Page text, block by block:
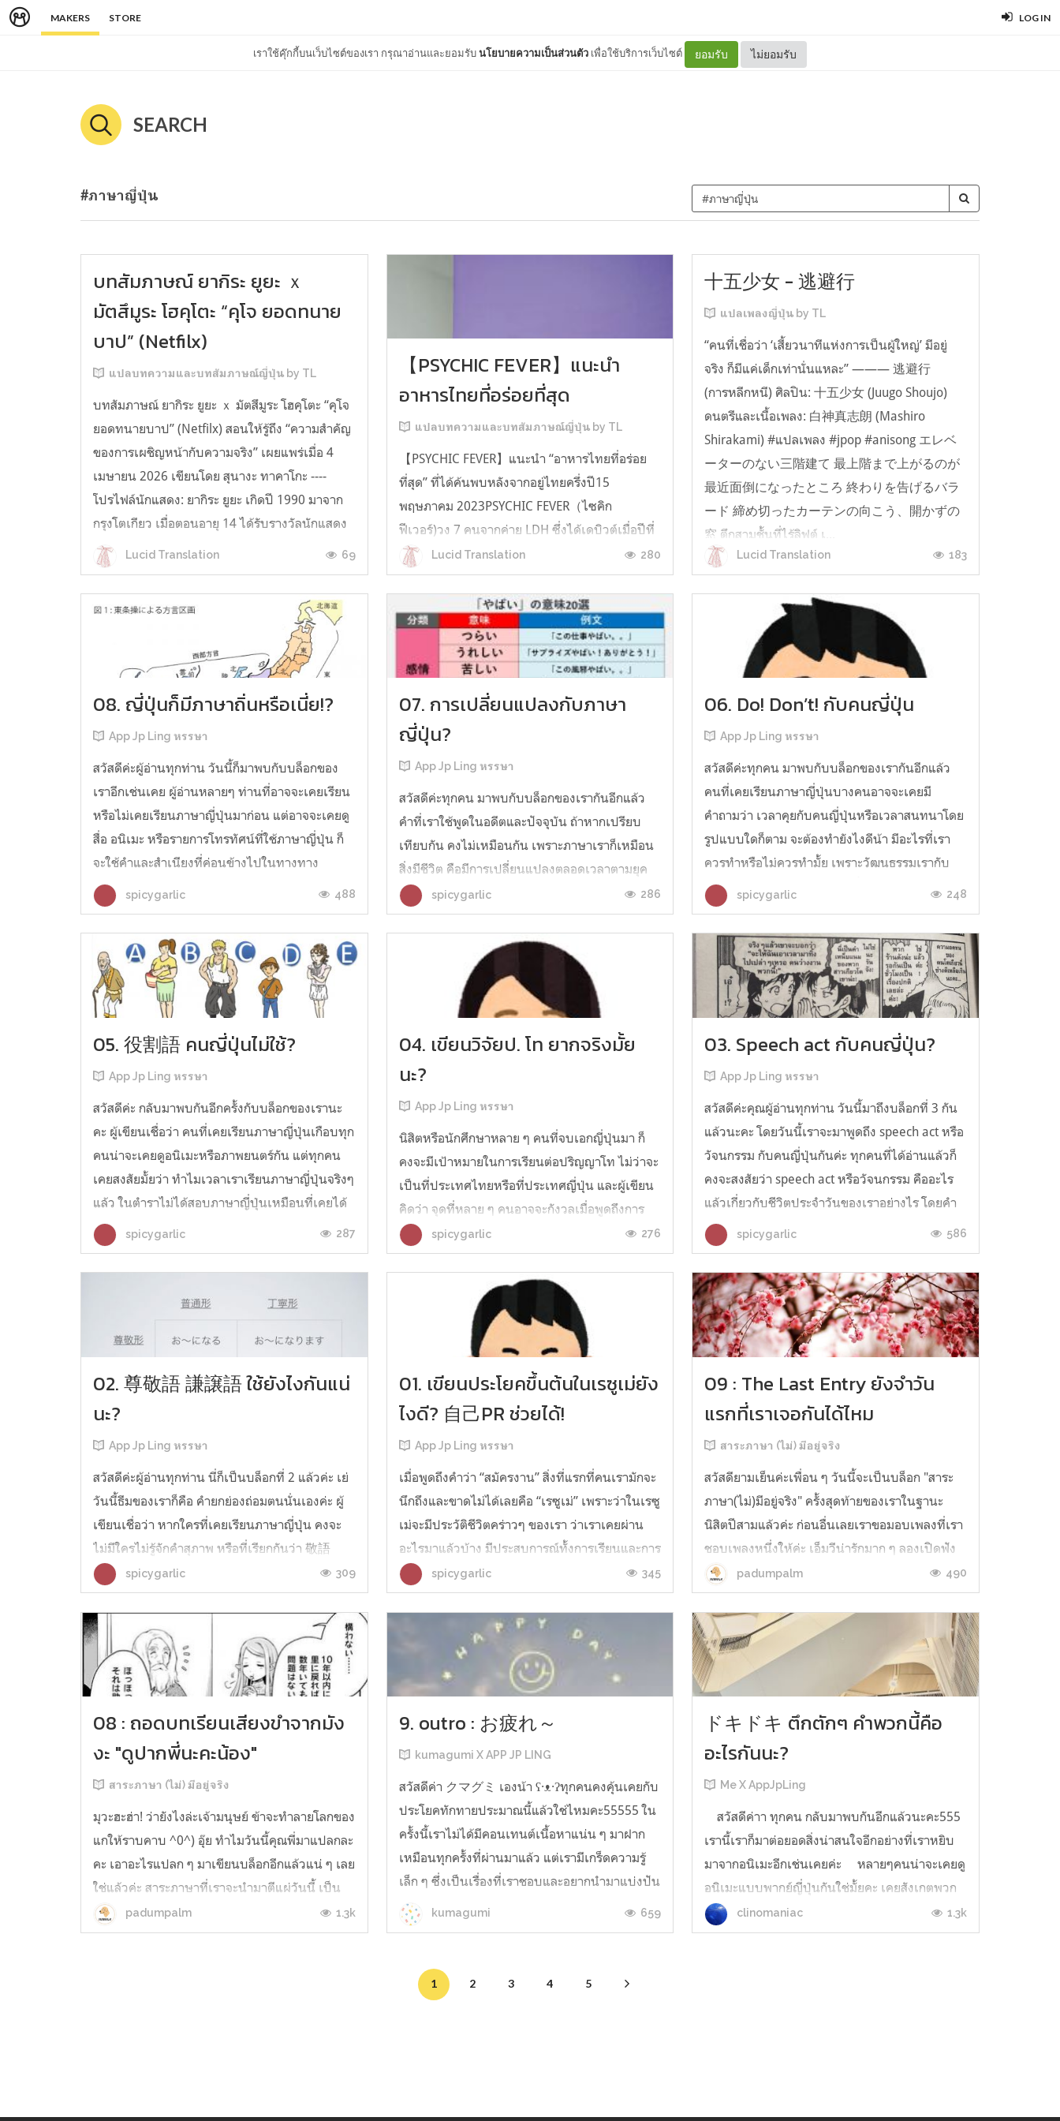
MAKERS STORE LOG IN
เราใช้คุ๊กกี้บนเว็บไซต์ของเรา กรุณาอ่านและยอมรับนโยบายความเป็นส่วนตัว เพื่อใช้บริการเว็บไซต์ ยอมรับ ไม่ยอมรับ
SEARCH
#ภาษาญี่ปุ่น
บทสัมภาษณ์ ยากิระ ยูยะ ｘ
มัตสึมูระ โฮคุโตะ “คุโจ ยอดทนาย
บาป” (Netfilx)
แปลบทความและบทสัมภาษณ์ญี่ปุ่น by TL
บทสัมภาษณ์ ยากิระ ยูยะ ｘ มัตสึมูระ โฮคุโตะ “คุโจ
ยอดทนายบาป” (Netfilx) สอนให้รู้ถึง “ความสำคัญ
ของการเผชิญหน้ากับความจริง” เผยแพร่เมื่อ 4
เมษายน 2026 เขียนโดย สุนางะ ทาคาโกะ ----
โปรไฟล์นักแสดง: ยากิระ ยูยะ เกิดปี 1990 มาจาก
กรุงโตเกียว เมื่อตอนอายุ 14 ได้รับรางวัลนักแสดง
ชายยอดเยี่ยม เทศกาลภา...
Lucid Translation 69
【PSYCHIC FEVER】แนะนำ
อาหารไทยที่อร่อยที่สุด
แปลบทความและบทสัมภาษณ์ญี่ปุ่น by TL
【PSYCHIC FEVER】แนะนำ “อาหารไทยที่อร่อย
ที่สุด” ที่ได้ค้นพบหลังจากอยู่ไทยครึ่งปี15
พฤษภาคม 2023PSYCHIC FEVER（ไซคิก
ฟีเวอร์)วง 7 คนจากค่าย LDH ซึ่งได้เดบิวต์เมื่อปีที่
แล้ว ผ่านการมูฉะชูเกียวที่ประเทศไทยเป็นเวลา
ครึ่งปี ปล่อย EP แรก “PSYCHIC FILE 1” เมื่อวันที่
17 พฤษภาคม และมีกำหนดไลฟ์ทัวร์เดี่ยวครั้ง
แรก...
Lucid Translation 280
十五少女 - 逃避行
แปลเพลงญี่ปุ่น by TL
“คนที่เชื่อว่า ‘เสี้ยวนาทีแห่งการเป็นผู้ใหญ่’ มีอยู่
จริง ก็มีแค่เด็กเท่านั่นแหละ” ——— 逃避行
(การหลีกหนี) ศิลปิน: 十五少女 (Juugo Shoujo)
ดนตรีและเนื้อเพลง: 白神真志朗 (Mashiro
Shirakami) #แปลเพลง #jpop #anisong エレベ
ーターのない三階建て 最上階まで上がるのが
最近面倒になったところ 終わりを告げるバラ
ード 締め切ったカーテンの向こう、開かずの
窓 ตึกสามชั้นที่ไร้ลิฟต์ เ...
Lucid Translation 183
08. ญี่ปุ่นก็มีภาษาถิ่นหรือเนี่ย!?
App Jp Ling หรรษา
สวัสดีค่ะผู้อ่านทุกท่าน วันนี้ก็มาพบกับบล็อกของ
เราอีกเช่นเคย ผู้อ่านหลายๆ ท่านที่อาจจะเคยเรียน
หรือไม่เคยเรียนภาษาญี่ปุ่นมาก่อน แต่อาจจะเคยดู
สื่อ อนิเมะ หรือรายการโทรทัศน์ที่ใช้ภาษาญี่ปุ่น ก็
จะใช้คำและสำเนียงที่ค่อนข้างไปในทางทาง
เดียวกัน เพราะว่าที่เราได้ยินกันตามสื่อหรือรายการ
โทรทัศน์ใหญ่ๆ จะเป็นภ...
spicygarlic 488
07. การเปลี่ยนแปลงกับภาษา
ญี่ปุ่น?
App Jp Ling หรรษา
สวัสดีค่ะทุกคน มาพบกับบล็อกของเรากันอีกแล้ว
คำที่เราใช้พูดในอดีตและปัจจุบัน ถ้าหากเปรียบ
เทียบกัน คงไม่เหมือนกัน เพราะภาษาเราก็เหมือน
สิ่งมีชีวิต คือมีการเปลี่ยนแปลงตลอดเวลาตามยุค
สมัย สังคม หรือสภาพแวดล้อม หรืออาจจะเรียกได้
ว่าภาษามีการพลวัตนั่นเอง คำว่า พลวัต ตามใน
ราชบัณฑิตยสถานได้ให้ความหมายเอาไ...
spicygarlic 286
06. Do! Don’t! กับคนญี่ปุ่น
App Jp Ling หรรษา
สวัสดีค่ะทุกคน มาพบกับบล็อกของเรากันอีกแล้ว
คนที่เคยเรียนภาษาญี่ปุ่นบางคนอาจจะเคยมี
คำถามว่า เวลาคุยกับคนญี่ปุ่นหรือเวลาสนทนาโดย
รูปแบบใดก็ตาม จะต้องทำยังไงดีน้า มีอะไรที่เรา
ควรทำหรือไม่ควรทำมั้ย เพราะวัฒนธรรมเรากับ
เขาก็ค่อนข้างแตกต่างกัน วันนี้บล็อกของเรามีตัว
อย่างเล็กๆ น้อยๆ เกี่ยวกับสิ่งที่ควรแล...
spicygarlic 248
05. 役割語 คนญี่ปุ่นไม่ใช้?
App Jp Ling หรรษา
สวัสดีค่ะ กลับมาพบกันอีกครั้งกับบล็อกของเรานะ
คะ ผู้เขียนเชื่อว่า คนที่เคยเรียนภาษาญี่ปุ่นเกือบทุก
คนน่าจะเคยดูอนิเมะหรือภาพยนตร์กัน แต่ทุกคน
เคยสงสัยมั้ยว่า ทำไมเวลาเราเรียนภาษาญี่ปุ่นจริงๆ
แล้ว ในตำราไม่ได้สอบภาษาญี่ปุ่นเหมือนที่เคยได้
ยินในอนิเมะ แถมอาจจะเคยได้ยินอีกด้วยว่า พูดตา
มอนิเมะแล้วจะแปลก หร...
spicygarlic 287
04. เขียนวิจัยป. โท ยากจริงมั้ย
นะ?
App Jp Ling หรรษา
นิสิตหรือนักศึกษาหลาย ๆ คนที่จบเอกญี่ปุ่นมา ก็
คงจะมีเป้าหมายในการเรียนต่อปริญญาโท ไม่ว่าจะ
เป็นที่ประเทศไทยหรือที่ประเทศญี่ปุ่น และผู้เขียน
คิดว่า จุดที่หลาย ๆ คนอาจจะกังวลเมื่อพูดถึงการ
เรียนต่อปริญญาโทก็คือ ‘การทำวิจัย’ นั่นเอง ดังนั้น
ในวันนี้ ผู้เขียนเลยจะมานำเสนอวิธีการmeวิจัย
ปริญญาโท ว่าไม่ใช่เรื...
spicygarlic 276
03. Speech act กับคนญี่ปุ่น?
App Jp Ling หรรษา
สวัสดีค่ะคุณผู้อ่านทุกท่าน วันนี้มาถึงบล็อกที่ 3 กัน
แล้วนะคะ โดยวันนี้เราจะมาพูดถึง speech act หรือ
วัจนกรรม กับคนญี่ปุ่นกันค่ะ ทุกคนที่ได้อ่านแล้วก็
คงจะสงสัยว่า speech act หรือวัจนกรรม คืออะไร
แล้วเกี่ยวกับชีวิตประจำวันของเราอย่างไร โดยคำ
ว่า “วัจนกรรม” ก็คือ การกระทำที่สะท้อนผ่านทาง
คำพูด นั่นเอง...
spicygarlic 586
02. 尊敬語 謙譲語 ใช้ยังไงกันแน่
นะ?
App Jp Ling หรรษา
สวัสดีค่ะผู้อ่านทุกท่าน นี่ก็เป็นบล็อกที่ 2 แล้วค่ะ เย่
วันนี้ธีมของเราก็คือ คำยกย่องถ่อมตนนั่นเองค่ะ ผู้
เขียนเชื่อว่า หากใครที่เคยเรียนภาษาญี่ปุ่น คงจะ
ไม่มีใครไม่รู้จักคำสุภาพ หรือที่เรียกกันว่า 敬語
อย่างแน่นอน เพราะว่านอกจากจะมีการผันรูปที่ต่าง
กันออกไป ก็ยังมีรูปที่ต้องจำเพิ่มอีกด้วย ซึ่ง 敬語 นี้
ก็ถ...
spicygarlic 309
01. เขียนประโยคขึ้นต้นในเรซูเม่ยัง
ไงดี? 自己PR ช่วยได้!
App Jp Ling หรรษา
เมื่อพูดถึงคำว่า “สมัครงาน” สิ่งที่แรกที่คนเรามักจะ
นึกถึงและขาดไม่ได้เลยคือ “เรซูเม่” เพราะว่าในเรซู
เม่จะมีประวัติชีวิตคร่าวๆ ของเรา ว่าเราเคยผ่าน
อะไรมาแล้วบ้าง มีประสบการณ์ทั้งการเรียนและการ
ทำงานอย่างไร แน่นอนว่าในเรซูเม่ก็มีองค์ประกอบ
หลายอย่าง เช่น ข้อมูลติดต่อ ประวัติการศึกษา
ทักษะต่างๆ แต่องค...
spicygarlic 345
09 : The Last Entry ยังจำวัน
แรกที่เราเจอกันได้ไหม
สาระภาษา (ไม่) มีอยู่จริง
สวัสดียามเย็นค่ะเพื่อน ๆ วันนี้จะเป็นบล็อก "สาระ
ภาษา(ไม่)มีอยู่จริง" ครั้งสุดท้ายของเราในฐานะ
นิสิตปีสามแล้วค่ะ ก่อนอื่นเลยเราขอมอบเพลงที่เรา
ชอบเพลงหนึ่งให้ค่ะ เอ็มวีน่ารักมาก ๆ ลองเปิดฟัง
ไปพร้อมกับอ่านเรื่องราวของเรากันนะ❤️ ถึงจะเป็น
บล็อกสุดท้ายของซีรีส์นี้แต่วันนี้ก็ไม่มีสาระอะไรมาก
หรอกค่ะ //...
padumpalm 490
08 : ถอดบทเรียนเสียงขำจากมัง
งะ "ดูปากพี่นะคะน้อง"
สาระภาษา (ไม่) มีอยู่จริง
มุวะฮะฮ่า! ว่ายังไงล่ะเจ้ามนุษย์ ข้าจะทำลายโลกของ
แกให้ราบคาบ ^0^) อุ๊ย ทำไมวันนี้คุณพี่มาแปลกละ
คะ เอาอะไรแปลก ๆ มาเขียนบล็อกอีกแล้วแน่ ๆ เลย
ใช่แล้วค่ะ สาระภาษาที่เราจะนำมาตีแผ่วันนี้ เป็น
หนึ่งในหัวข้อรายงานที่เราเคยทำตอนปีสอง วิชา
ภาษาศาสตร์เชิงสังคม ซึ่งหัวข้อแปลกจนอาจารย์
padumpalm 1.3k
9. outro : お疲れ～
kumagumi X APP JP LING
สวัสดีค่า クマグミ เองน้า ʕ·ᴥ·ʔทุกคนคงคุ้นเคยกับ
ประโยคทักทายประมาณนี้แล้วใช่ไหมคะ55555 ใน
ครั้งนี้เราไม่ได้มีคอนเทนต์เนื้อหาแน่น ๆ มาฝาก
เหมือนทุกครั้งที่ผ่านมาแล้ว แต่เรามีเกร็ดความรู้
เล็ก ๆ ซึ่งเป็นเรื่องที่เราชอบและอยากนำมาแบ่งปัน
กับทุกคนค่ะ แล้วเราก็มีท้องฟ้ามาฝากทุกคนด้วย
น้า(◍•ᴗ•◍) ทุกคนเคยได้ยินคำว...
kumagumi 659
ドキドキ ตึกตักๆ คำพวกนี้คือ
อะไรกันนะ?
Me X AppJpLing
สวัสดีค่าา ทุกคน กลับมาพบกันอีกแล้วนะคะ555
เรานี้เราก็มาต่อยอดสิ่งน่าสนใจอีกอย่างที่เราหยิบ
มาจากอนิเมะอีกเช่นเคยค่ะ หลายๆคนน่าจะเคยดู
อนิเมะแบบพากย์ญี่ปุ่นกันใช่มั้ยคะ เคยสังเกตพวก
คำที่เหมือนเสียงแปลกๆ ดูเหมือนไม่ใช่คำศัพท์
ทั่วไปมั้ยคะ? เช่น ワクワク (ตื้นเต้น) 、ドキ
clinomaniac 1.3k
1 2 3 4 5